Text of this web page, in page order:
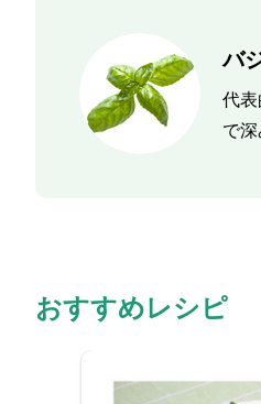
バ
代
で深
おすすめレシピ